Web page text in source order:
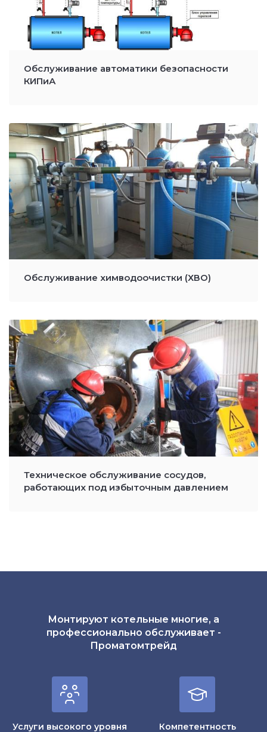
Обслуживание автоматики безопасности
КИПиА
Обслуживание химводоочистки (ХВО)
Техническое обслуживание сосудов,
работающих под избыточным давлением
Монтируют котельные многие, а
профессионально обслуживает -
Проматомтрейд
Услуги высокого уровня
Компетентность